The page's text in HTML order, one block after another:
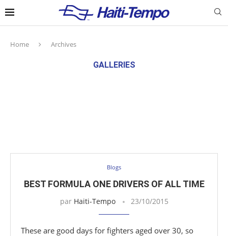
Home Archives
GALLERIES
Blogs
BEST FORMULA ONE DRIVERS OF ALL TIME
par Haiti-Tempo 23/10/2015
These are good days for fighters aged over 30, so